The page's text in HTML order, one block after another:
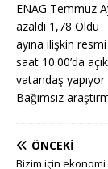
ENAG Temmuz
azaldı 1,78 Oldu
ayına ilişkin
saat 10.00’da
vatandaş yapıyor
Bağımsız
ÖNCEKI
Bizim için